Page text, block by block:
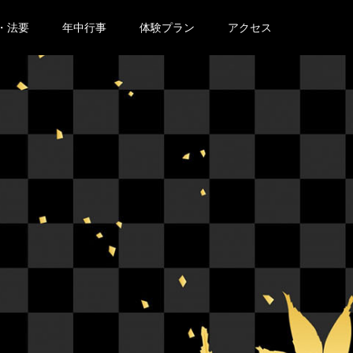
法要 年中行事 体験プラン アクセス